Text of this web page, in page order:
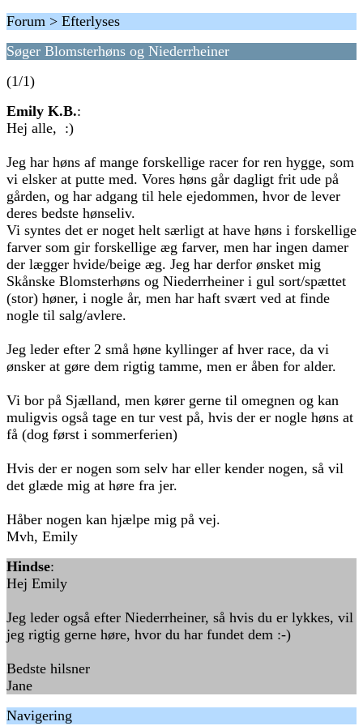
Forum > Efterlyses
Søger Blomsterhøns og Niederrheiner
(1/1)
Emily K.B.:
Hej alle, :)
Jeg har høns af mange forskellige racer for ren hygge, som
vi elsker at putte med. Vores høns går dagligt frit ude på
gården, og har adgang til hele ejedommen, hvor de lever
deres bedste hønseliv.
Vi syntes det er noget helt særligt at have høns i forskellige
farver som gir forskellige æg farver, men har ingen damer
der lægger hvide/beige æg. Jeg har derfor ønsket mig
Skånske Blomsterhøns og Niederrheiner i gul sort/spættet
(stor) høner, i nogle år, men har haft svært ved at finde
nogle til salg/avlere.
Jeg leder efter 2 små høne kyllinger af hver race, da vi
ønsker at gøre dem rigtig tamme, men er åben for alder.
Vi bor på Sjælland, men kører gerne til omegnen og kan
muligvis også tage en tur vest på, hvis der er nogle høns at
få (dog først i sommerferien)
Hvis der er nogen som selv har eller kender nogen, så vil
det glæde mig at høre fra jer.
Håber nogen kan hjælpe mig på vej.
Mvh, Emily
Hindse:
Hej Emily
Jeg leder også efter Niederrheiner, så hvis du er lykkes, vil
jeg rigtig gerne høre, hvor du har fundet dem :-)
Bedste hilsner
Jane
Navigering